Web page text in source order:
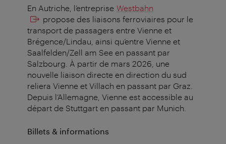
En Autriche, l’entreprise Westbahn
propose des liaisons ferroviaires pour le
transport de passagers entre Vienne et
Brégence/Lindau, ainsi qu’entre Vienne et
Saalfelden/Zell am See en passant par
Salzbourg. À partir de mars 2026, une
nouvelle liaison directe en direction du sud
reliera Vienne et Villach en passant par Graz.
Depuis l’Allemagne, Vienne est accessible au
départ de Stuttgart en passant par Munich.
Billets & informations